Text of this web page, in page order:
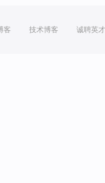
客 技术博客 诚聘英才